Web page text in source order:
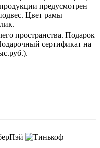
предусмотрен
Цвет рамы –
пространства. Подарок
сертификат на